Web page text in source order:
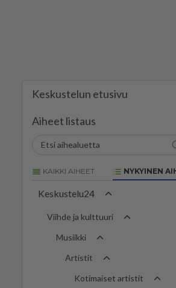
Keskustelun etusivu
Aiheet listaus
KAIKKI AIHEET NYKYINEN
Keskustelu24
Viihde ja kulttuuri
Musiikki
Artistit
Kotimaiset artistit